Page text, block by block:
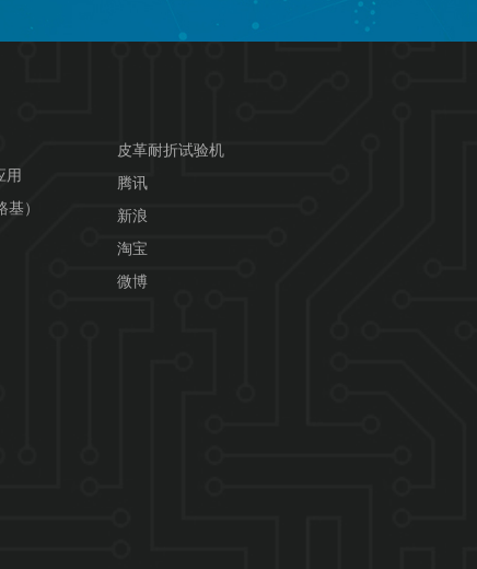
用
）
皮革耐折试验机
腾讯
新浪
淘宝
微博